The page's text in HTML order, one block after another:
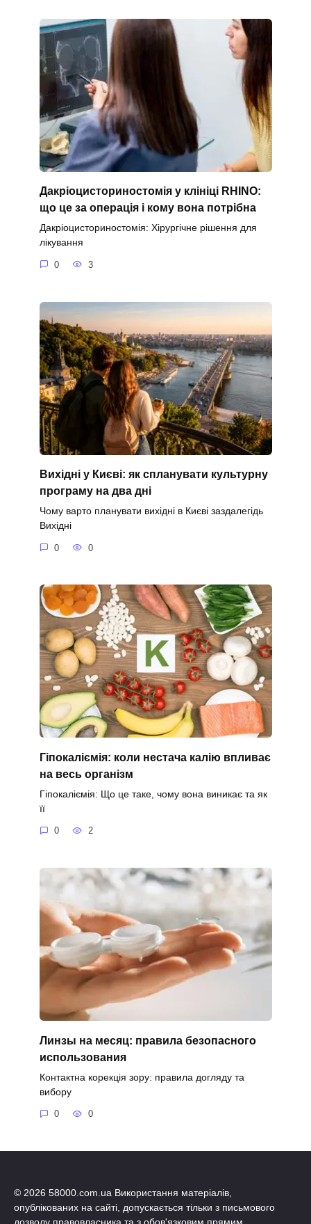
Дакріоцисториностомія у клініці RHINO:
що це за операція і кому вона потрібна
Дакріоцисториностомія: Хірургічне рішення для
лікування
0 3
Вихідні у Києві: як спланувати культурну
програму на два дні
Чому варто планувати вихідні в Києві заздалегідь
Вихідні
0 0
Гіпокаліємія: коли нестача калію впливає
на весь організм
Гіпокаліємія: Що це таке, чому вона виникає та як
її
0 2
Линзы на месяц: правила безопасного
использования
Контактна корекція зору: правила догляду та
вибору
0 0
© 2026 58000.com.ua Використання матеріалів,
опублікованих на сайті, допускається тільки з письмового